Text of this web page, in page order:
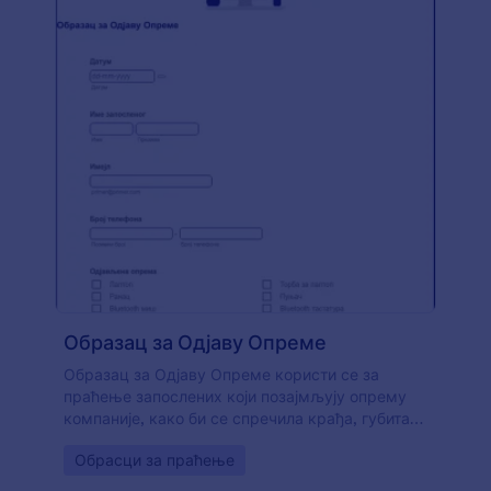
Образац за Одјаву Опреме
Образац за Одјаву Опреме користи се за
праћење запослених који позајмљују опрему
компаније, како би се спречила крађа, губитак
да би запосленима олакшао позајмљивање
Go to Category:
Обрасци за праћење